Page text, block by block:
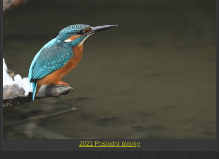
2021 Poslední úlovky